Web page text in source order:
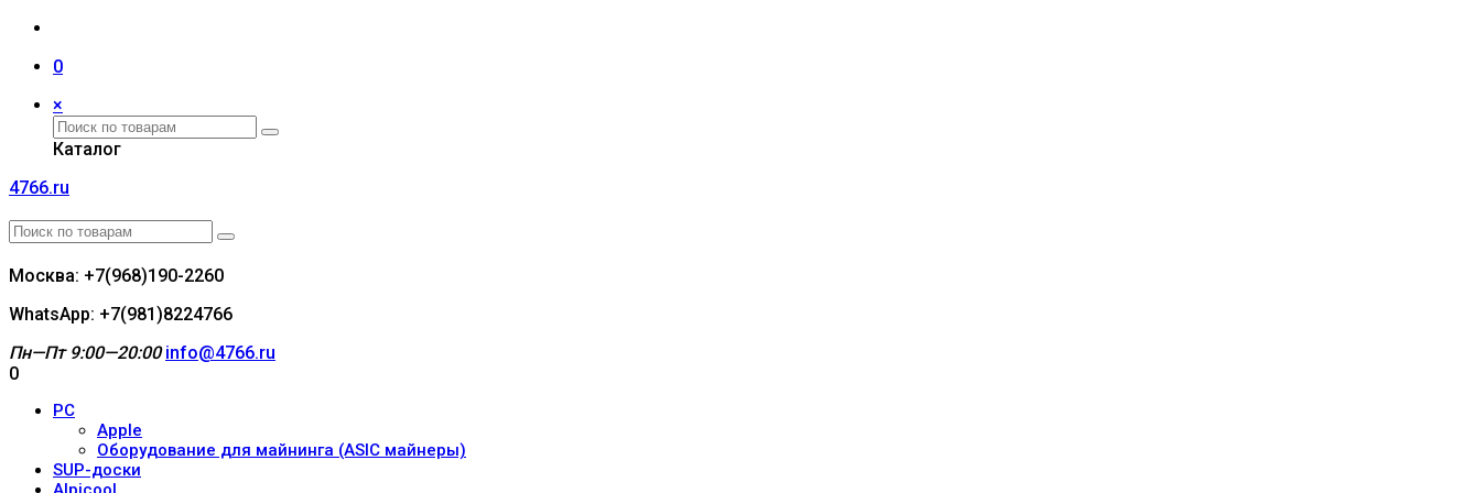
0
×
Каталог
4766.ru
Москва: +7(968)190-2260
WhatsApp: +7(981)8224766
Пн—Пт 9:00—20:00 info@4766.ru
0
PC
Apple
Оборудование для майнинга (ASIC майнеры)
SUP-доски